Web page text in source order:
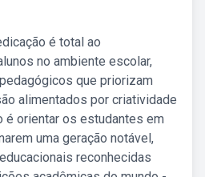
é total ao
no ambiente escolar,
que priorizam
alimentados por criatividade
é orientar os estudantes em
uma geração notável,
reconhecidas